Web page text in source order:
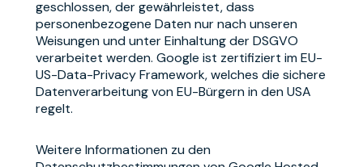
geschlossen, der gewährleistet, dass
personenbezogene Daten nur nach unseren
Weisungen und unter Einhaltung der DSGVO
verarbeitet werden. Google ist zertifiziert im EU-
US-Data-Privacy Framework, welches die sichere
Datenverarbeitung von EU-Bürgern in den USA
regelt.
Weitere Informationen zu den